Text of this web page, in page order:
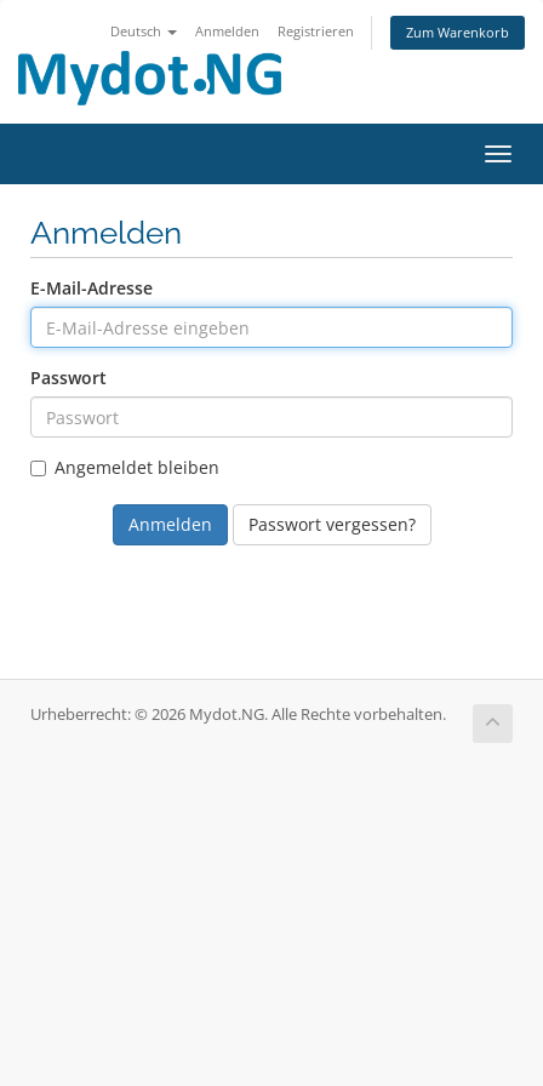
Deutsch Anmelden Registrieren Zum Warenkorb
Anmelden
E-Mail-Adresse
Passwort
Angemeldet bleiben
Passwort vergessen?
Urheberrecht: © 2026 Mydot.NG. Alle Rechte vorbehalten.